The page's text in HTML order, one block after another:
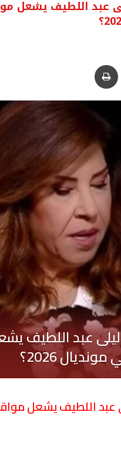
عبد اللطيف يشعل
مشاركة عبر البريد
عبد اللطيف يشعل